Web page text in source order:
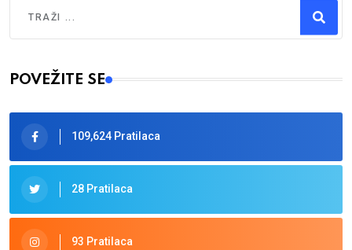
Type 2 or more characters for results.
POVEŽITE SE
109,624 Pratilaca
28 Pratilaca
93 Pratilaca